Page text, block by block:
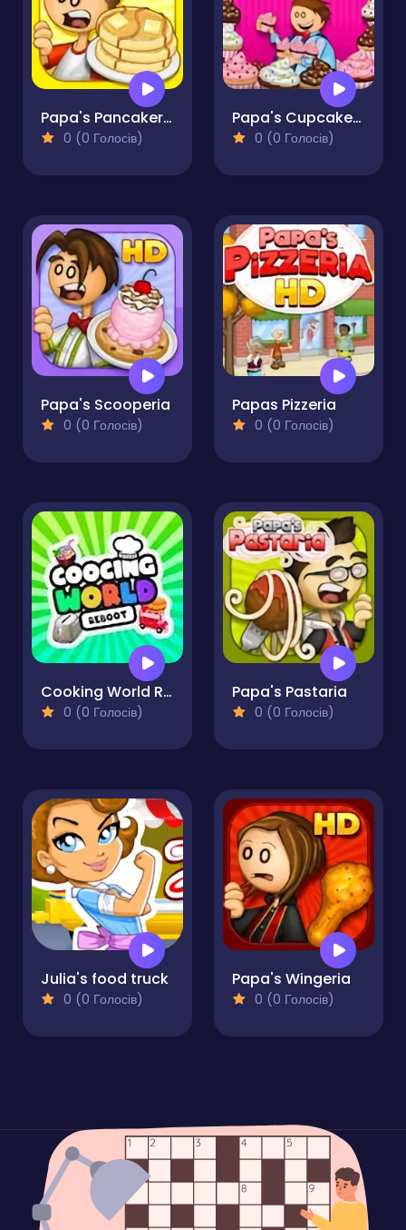
Papa's Pancakeria
0 (0 Голосів)
Papa's Cupcakeria
0 (0 Голосів)
Papa's Scooperia
0 (0 Голосів)
Papas Pizzeria
0 (0 Голосів)
Cooking World Reborn
0 (0 Голосів)
Papa's Pastaria
0 (0 Голосів)
Julia's food truck
0 (0 Голосів)
Papa's Wingeria
0 (0 Голосів)